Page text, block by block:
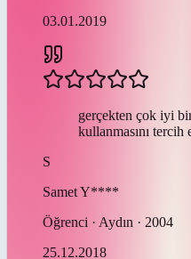
03.01.2019
gerçekten çok iyi
kullanmasını tercih
S
SametY****
Öğrenci · Aydın · 2004
25.12.2018